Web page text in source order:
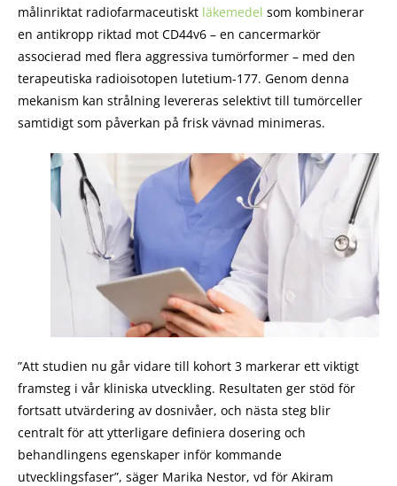
målinriktat radiofarmaceutiskt läkemedel som kombinerar
en antikropp riktad mot CD44v6 – en cancermarkör
associerad med flera aggressiva tumörformer – med den
terapeutiska radioisotopen lutetium-177. Genom denna
mekanism kan strålning levereras selektivt till tumörceller
samtidigt som påverkan på frisk vävnad minimeras.
”Att studien nu går vidare till kohort 3 markerar ett viktigt
framsteg i vår kliniska utveckling. Resultaten ger stöd för
fortsatt utvärdering av dosnivåer, och nästa steg blir
centralt för att ytterligare definiera dosering och
behandlingens egenskaper inför kommande
utvecklingsfaser”, säger Marika Nestor, vd för Akiram